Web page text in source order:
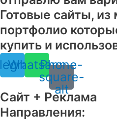
Готовые сайты, из
портфолио
купить и
Whatsapp
Phone-
square-
alt
Сайт + Реклама
Направления: